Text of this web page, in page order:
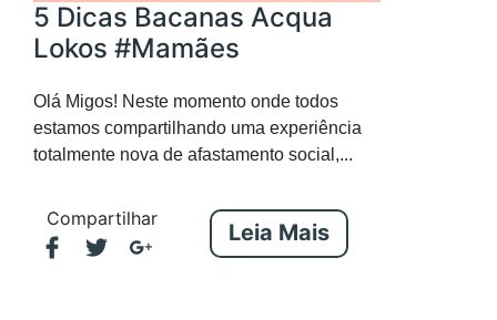
5 Dicas Bacanas Acqua
Lokos #Mamães
Olá Migos! Neste momento onde todos
estamos compartilhando uma experiência
totalmente nova de afastamento social,...
Compartilhar
Leia Mais